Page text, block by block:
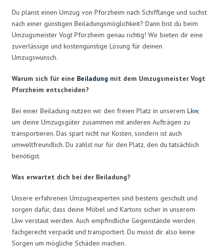
Du planst einen Umzug von Pforzheim nach Schifflange und suchst
nach einer günstigen Beiladungsmöglichkeit? Dann bist du beim
Umzugsmeister Vogt Pforzheim genau richtig! Wir bieten dir eine
zuverlässige und kostengünstige Lösung für deinen
Umzugswunsch.
Warum sich für eine Beiladung mit dem Umzugsmeister Vogt
Pforzheim entscheiden?
Bei einer Beiladung nutzen wir den freien Platz in unserem Lkw,
um deine Umzugsgüter zusammen mit anderen Aufträgen zu
transportieren. Das spart nicht nur Kosten, sondern ist auch
umweltfreundlich. Du zahlst nur für den Platz, den du tatsächlich
benötigst.
Was erwartet dich bei der Beiladung?
Unsere erfahrenen Umzugsexperten sind bestens geschult und
sorgen dafür, dass deine Möbel und Kartons sicher in unserem
Lkw verstaut werden. Auch empfindliche Gegenstände werden
fachgerecht verpackt und transportiert. Du musst dir also keine
Sorgen um mögliche Schäden machen.